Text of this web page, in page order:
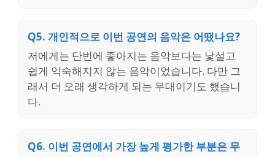
Q5. 개인적으로 이번 공연의 음악은 어땠나요?
저에게는 단번에 좋아지는 음악보다는 낯설고
쉽게 익숙해지지 않는 음악이었습니다. 다만 그
래서 더 오래 생각하게 되는 무대이기도 했습니
다.
Q6. 이번 공연에서 가장 높게 평가한 부분은 무